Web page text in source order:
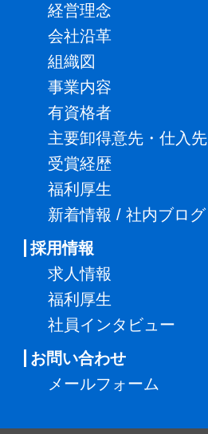
経営理念
会社沿革
組織図
事業内容
有資格者
主要卸得意先・仕入先
受賞経歴
福利厚生
新着情報 / 社内ブログ
採用情報
求人情報
福利厚生
社員インタビュー
お問い合わせ
メールフォーム